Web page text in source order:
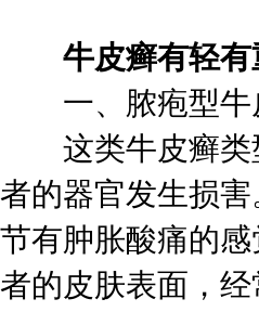
牛皮癣有轻有
一、脓疱型牛
这类牛皮癣类
者的器官发生损
节有肿胀酸痛的
者的皮肤表面，